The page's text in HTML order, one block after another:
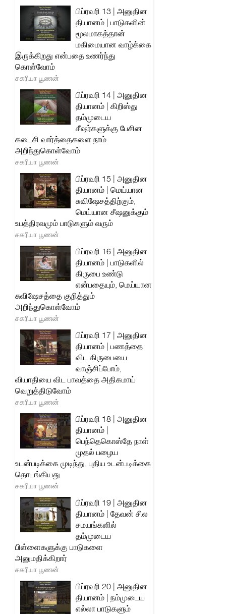
பிப்ரவரி 13 | அனுதின
தியானம் | பாடுகளின்
மூலமாகத்தான்
மகிமையான வாழ்க்கை
இருக்கிறது என்பதை உணர்ந்து
கொள்வோம்
சகரியா பூணன்
பிப்ரவரி 14 | அனுதின
தியானம் | கிறிஸ்து
தம்முடைய
சீஷர்களுக்கு பேசின
கடைசி வார்த்தைகளை நாம்
அறிந்துகொள்வோம்
சகரியா பூணன்
பிப்ரவரி 15 | அனுதின
தியானம் | மெய்யான
சுவிஷேசத்திற்கும்,
மெய்யான சீஷனுக்கும்
உபத்திரவமும் பாடுகளும் வரும்
சகரியா பூணன்
பிப்ரவரி 16 | அனுதின
தியானம் | பாடுகளில்
கிருபை உண்டு
என்பதையும், மெய்யான
சுவிஷேசத்தை குறித்தும்
அறிந்துகொள்வோம்
சகரியா பூணன்
பிப்ரவரி 17 | அனுதின
தியானம் | பணத்தை
விட கிருபையை
வாஞ்சிப்போம்,
வியாதியை விட பாவத்தை அதிகமாய்
வெறுத்திடுவோம்
சகரியா பூணன்
பிப்ரவரி 18 | அனுதின
தியானம் |
பெந்தெகொஸ்தே நாள்
முதல் பழைய
உடன்படிக்கை முடிந்து, புதிய உடன்படிக்கை
தொடங்கியது
சகரியா பூணன்
பிப்ரவரி 19 | அனுதின
தியானம் | தேவன் சில
சமயங்களில்
தம்முடைய
பிள்ளைகளுக்கு பாடுகளை
அனுமதிக்கிறார்
சகரியா பூணன்
பிப்ரவரி 20 | அனுதின
தியானம் | நம்முடைய
எல்லா பாடுகளும்